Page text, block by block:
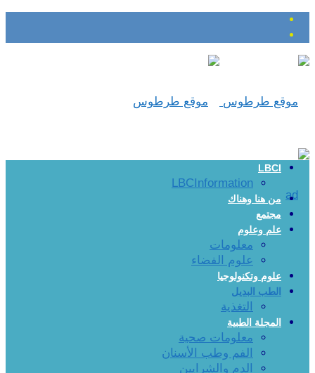
LBCI
LBCInformation
من هنا وهناك
مجتمع
علم وعلوم
معلومات
علوم الفضاء
علوم وتكنولوجيا
الطب البديل
التغذية
المجلة الطبية
معلومات صحية
الفم وطب الأسنان
الدم والشرايين